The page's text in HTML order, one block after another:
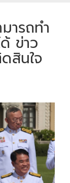
ารถทำ
ข่าว
สินใจ